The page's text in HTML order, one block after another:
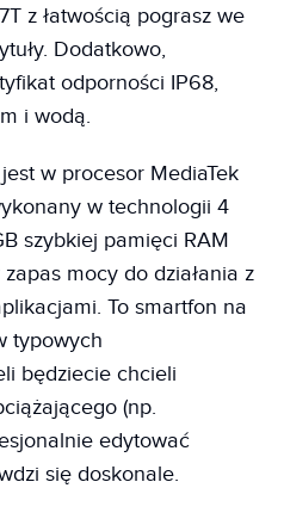
z łatwością pograsz we
Dodatkowo,
odporności IP68,
i wodą.
w procesor MediaTek
w technologii 4
szybkiej pamięci RAM
mocy do działania z
To smartfon na
typowych
będziecie chcieli
(np.
edytować
się doskonale.